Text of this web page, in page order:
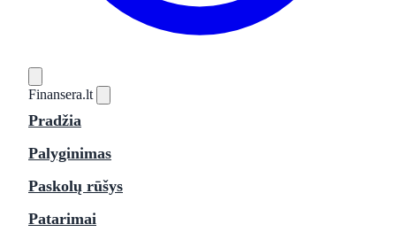
Finansera.lt
Pradžia
Palyginimas
Paskolų rūšys
Patarimai